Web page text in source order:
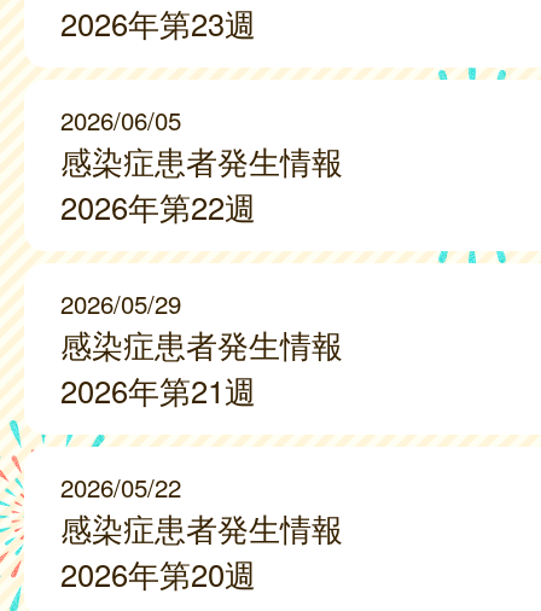
2026年第23週
2026/06/05
感染症患者発生情報
2026年第22週
2026/05/29
感染症患者発生情報
2026年第21週
2026/05/22
感染症患者発生情報
2026年第20週